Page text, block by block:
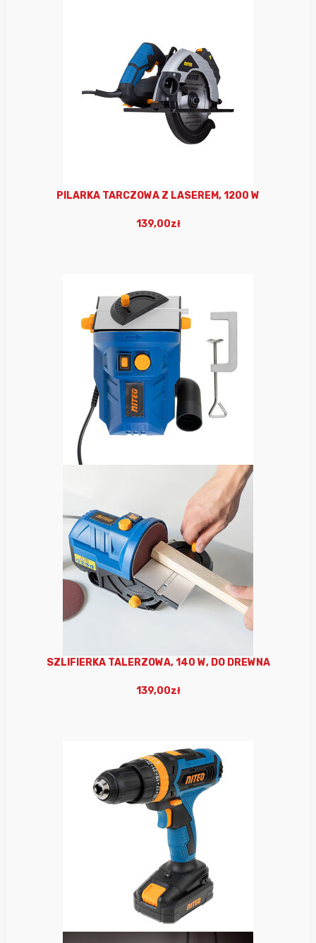
PILARKA TARCZOWA Z LASEREM, 1200 W
139,00zł
SZLIFIERKA TALERZOWA, 140 W, DO DREWNA
139,00zł